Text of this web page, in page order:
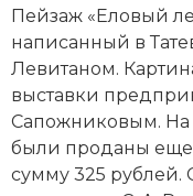
Пейзаж «Еловый
написанный в
Левитаном.
выставки
Сапожниковым. На
были проданы еще
сумму 325 рублей.